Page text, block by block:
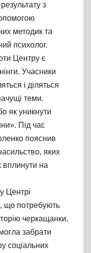
з
методик та
психолог.
Центру є
Учасники
і діляться
теми.
як уникнути
Під час
пояснив
яких
на
Центрі
що потребують
черкащанки,
забрати
соціальних